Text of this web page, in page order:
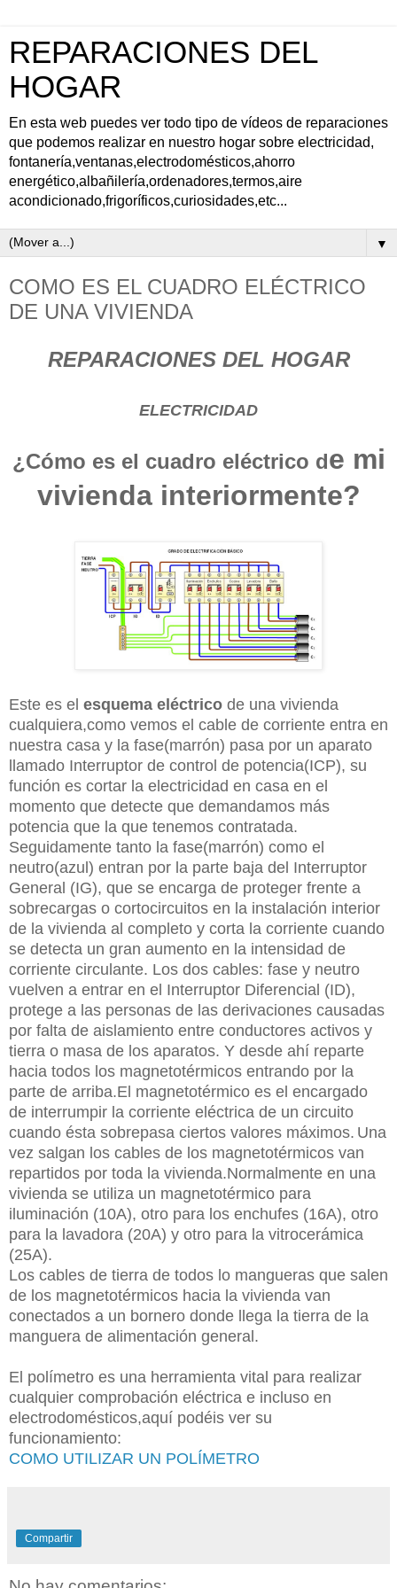
REPARACIONES DEL
HOGAR
En esta web puedes ver todo tipo de vídeos de reparaciones
que podemos realizar en nuestro hogar sobre electricidad,
fontanería,ventanas,electrodomésticos,ahorro
energético,albañilería,ordenadores,termos,aire
acondicionado,frigoríficos,curiosidades,etc...
▼
COMO ES EL CUADRO ELÉCTRICO
DE UNA VIVIENDA
REPARACIONES DEL HOGAR
ELECTRICIDAD
¿Cómo es el cuadro eléctrico de mi
vivienda interiormente?
Este es el esquema eléctrico de una vivienda
cualquiera,como vemos el cable de corriente entra en
nuestra casa y la fase(marrón) pasa por un aparato
llamado Interruptor de control de potencia(ICP), su
función es cortar la electricidad en casa en el
momento que detecte que demandamos más
potencia que la que tenemos contratada.
Seguidamente tanto la fase(marrón) como el
neutro(azul) entran por la parte baja del Interruptor
General (IG), que se encarga de proteger frente a
sobrecargas o cortocircuitos en la instalación interior
de la vivienda al completo y corta la corriente cuando
se detecta un gran aumento en la intensidad de
corriente circulante. Los dos cables: fase y neutro
vuelven a entrar en el Interruptor Diferencial (ID),
protege a las personas de las derivaciones causadas
por falta de aislamiento entre conductores activos y
tierra o masa de los aparatos. Y desde ahí reparte
hacia todos los magnetotérmicos entrando por la
parte de arriba.El magnetotérmico es el encargado
de interrumpir la corriente eléctrica de un circuito
cuando ésta sobrepasa ciertos valores máximos. Una
vez salgan los cables de los magnetotérmicos van
repartidos por toda la vivienda.Normalmente en una
vivienda se utiliza un magnetotérmico para
iluminación (10A), otro para los enchufes (16A), otro
para la lavadora (20A) y otro para la vitrocerámica
(25A).
Los cables de tierra de todos lo mangueras que salen
de los magnetotérmicos hacia la vivienda van
conectados a un bornero donde llega la tierra de la
manguera de alimentación general.
El polímetro es una herramienta vital para realizar
cualquier comprobación eléctrica e incluso en
electrodomésticos,aquí podéis ver su
funcionamiento:
COMO UTILIZAR UN POLÍMETRO
Compartir